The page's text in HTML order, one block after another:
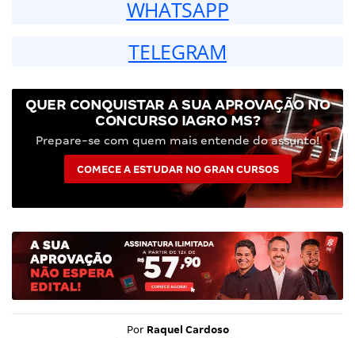
WHATSAPP
TELEGRAM
QUER CONQUISTAR A SUA APROVAÇÃO NO
CONCURSO IAGRO MS?
Prepare-se com quem mais entende do assunto!
COMECE A ESTUDAR NO GRAN CURSOS
Por Raquel Cardoso